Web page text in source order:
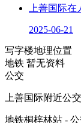
上善国际
2025-06-21
写字楼地理位置
地铁 暂无资料
公交
上善国际附近公
地铁桐梓林站 -